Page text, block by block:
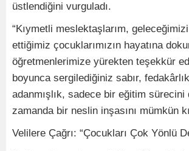
üstlendiğini vurguladı.
“Kıymetli meslektaşlarım,
ettiğimiz çocuklarımızın hayatına
öğretmenlerimize yürekten teşekkür
boyunca sergilediğiniz sabır,
adanmışlık, sadece bir eğitim sürecini
zamanda bir neslin inşasını mümkün
Velilere Çağrı: “Çocukları Çok Yönlü